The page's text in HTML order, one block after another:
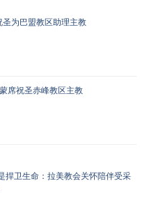
为巴盟教区助理主教
席祝圣赤峰教区主教
捍卫生命：拉美教会关怀陪伴受采